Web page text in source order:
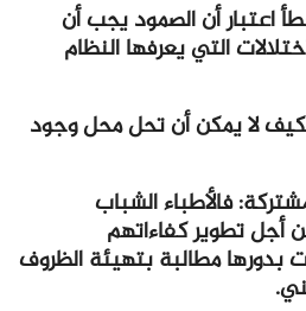
اعتبار أن الصمود يجب أن
التي يعرفها النظام
لا يمكن أن تحل محل وجود
فالأطباء الشباب
أجل تطوير كفاءاتهم
بدورها مطالبة بتهيئة الظروف